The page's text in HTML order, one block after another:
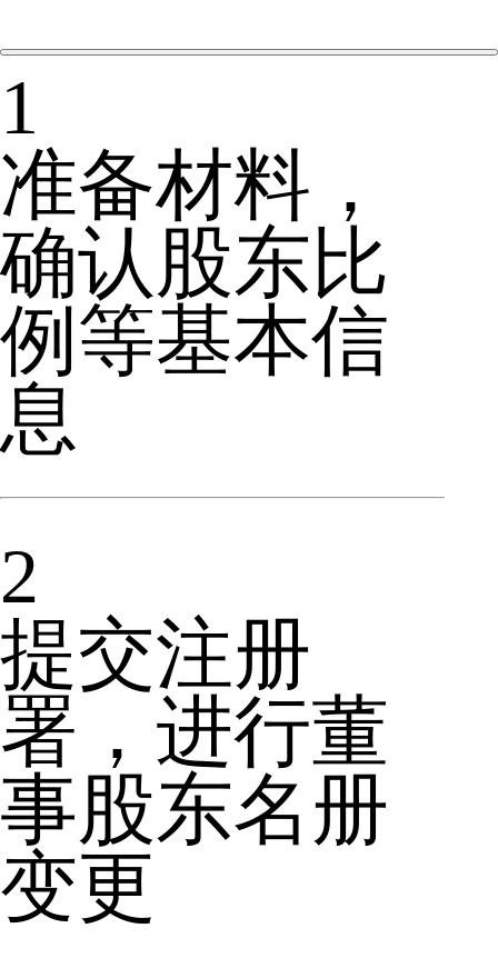
1
准备材料，
确认股东比
例等基本信
息
2
提交注册
署，进行董
事股东名册
变更